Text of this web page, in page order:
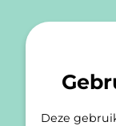
Deze